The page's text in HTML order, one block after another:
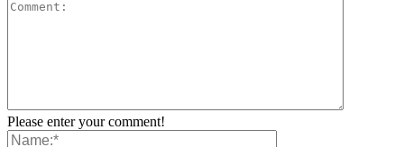
Please enter your comment!